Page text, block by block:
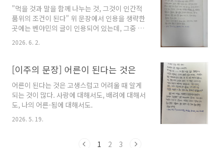
"먹을 것과 말을 함께 나누는 것, 그것이 인간적
품위의 조건이 된다" 위 문장에서 인용을 생략한
곳에는 벤야민의 글이 인용되어 있는데, 그중 한
구절은 이렇다. "모든 사람이 각자 혼자서 식사를
하고 자리를 일어서는 곳에서는 경쟁의식이 싸움
지는 마음들과 그 마음들이 일으킨 싸움들을 보
게 되는 건, 혼밥의 편함과 맞바꾼 대가는 아닐까.
2026. 6. 2.
[이주의 문장] 어른이 된다는 것은
어른이 된다는 것은 고생스럽고 어려울 때 알게
되는 것이 많다. 사랑에 대해서도, 배려에 대해서
도, 나의 어른-됨에 대해서도.
2026. 5. 19.
1 2 3